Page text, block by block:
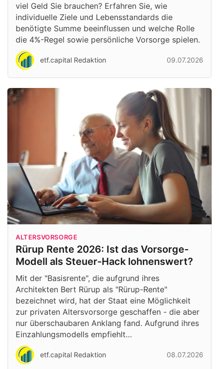
viel Geld Sie brauchen? Erfahren Sie, wie
individuelle Ziele und Lebensstandards die
benötigte Summe beeinflussen und welche Rolle
die 4%-Regel sowie persönliche Vorsorge spielen.
etf.capital Redaktion 09.07.2026
ALTERSVORSORGE
Rürup Rente 2026: Ist das Vorsorge-
Modell als Steuer-Hack lohnenswert?
Mit der "Basisrente", die aufgrund ihres
Architekten Bert Rürup als "Rürup-Rente"
bezeichnet wird, hat der Staat eine Möglichkeit
zur privaten Altersvorsorge geschaffen - die aber
nur überschaubaren Anklang fand. Aufgrund ihres
Einzahlungsmodells empfiehlt…
etf.capital Redaktion 08.07.2026